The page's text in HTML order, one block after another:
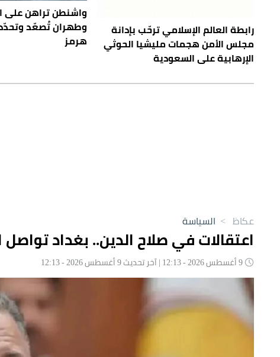
رابطة العالم الإسلامي ترحّب بإدانة
مجلس الأمن هجمات مليشيا الحوثي
الإرهابية على السعودية
واشنطن تراهن على
هرمز
عكاظ > السياسة
اعتقالات في صلاح الدين.. بغداد